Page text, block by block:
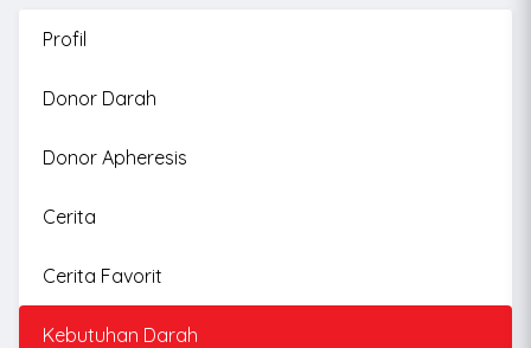
Profil
Donor Darah
Donor Apheresis
Cerita
Cerita Favorit
Kebutuhan Darah